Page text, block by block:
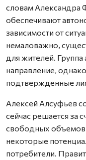
словам Александра
обеспечивают
зависимости от
немаловажно,
для жителей. Группа
направление,
подтвержденные
Алексей Алсуфьев
сейчас решается за
свободных объемов
некоторые
потребители.